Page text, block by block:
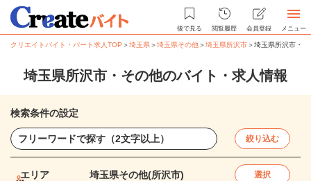
後で見る 閲覧履歴 会員登録 メニュー
クリエイトバイト・パート求人TOP ＞埼玉県＞埼玉県その他＞埼玉県所沢市＞埼玉県所沢市・
埼玉県所沢市・その他のバイト・求人情報
検索条件の設定
絞り込む
エリア 埼玉県その他(所沢市) 選択